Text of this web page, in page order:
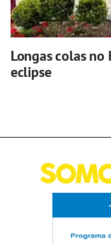
Longas colas no
eclipse